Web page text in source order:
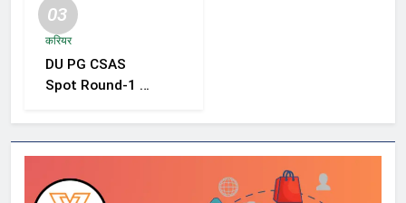
वायरल बुखार की
रोकथाम के लिए राज्यों
निर्देश
03
करियर
DU PG CSAS
Spot Round-1 की
को आवेदन और सीट
स्वीकार करने के लिए